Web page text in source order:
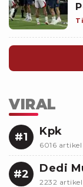
VIRAL
#1 Kpk
6016 artikel
#2 Dedi
2232 artikel